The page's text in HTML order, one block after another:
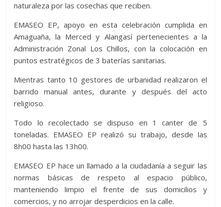
naturaleza por las cosechas que reciben.
EMASEO EP, apoyo en esta celebración cumplida en
Amaguaña, la Merced y Alangasí pertenecientes a la
Administración Zonal Los Chillos, con la colocación en
puntos estratégicos de 3 baterías sanitarias.
Mientras tanto 10 gestores de urbanidad realizaron el
barrido manual antes, durante y después del acto
religioso.
Todo lo recolectado se dispuso en 1 canter de 5
toneladas. EMASEO EP realizó su trabajo, desde las
8h00 hasta las 13h00.
EMASEO EP hace un llamado a la ciudadanía a seguir las
normas básicas de respeto al espacio público,
manteniendo limpio el frente de sus domicilios y
comercios, y no arrojar desperdicios en la calle.